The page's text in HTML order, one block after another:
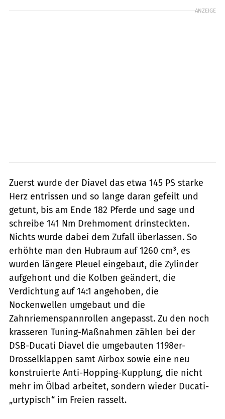
ANZEIGE
Zuerst wurde der Diavel das etwa 145 PS starke
Herz entrissen und so lange daran gefeilt und
getunt, bis am Ende 182 Pferde und sage und
schreibe 141 Nm Drehmoment drinsteckten.
Nichts wurde dabei dem Zufall überlassen. So
erhöhte man den Hubraum auf 1260 cm³, es
wurden längere Pleuel eingebaut, die Zylinder
aufgehont und die Kolben geändert, die
Verdichtung auf 14:1 angehoben, die
Nockenwellen umgebaut und die
Zahnriemenspannrollen angepasst. Zu den noch
krasseren Tuning-Maßnahmen zählen bei der
DSB-Ducati Diavel die umgebauten 1198er-
Drosselklappen samt Airbox sowie eine neu
konstruierte Anti-Hopping-Kupplung, die nicht
mehr im Ölbad arbeitet, sondern wieder Ducati-
„urtypisch“ im Freien rasselt.